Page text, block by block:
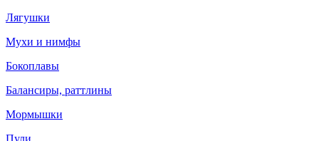
Лягушки
Мухи и нимфы
Бокоплавы
Балансиры, раттлины
Мормышки
Пули